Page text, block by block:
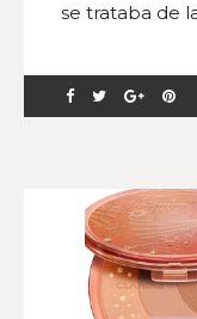
se trataba de